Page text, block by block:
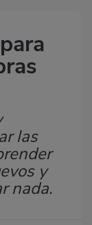
las
y
nada.